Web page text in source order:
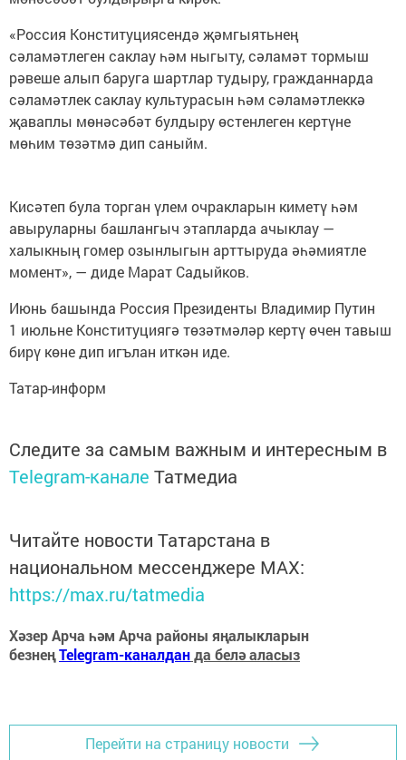
«Россия Конституциясендә җәмгыятьнең
сәламәтлеген саклау һәм ныгыту, сәламәт тормыш
рәвеше алып баруга шартлар тудыру, гражданнарда
сәламәтлек саклау культурасын һәм сәламәтлеккә
җаваплы мөнәсәбәт булдыру өстенлеген кертүне
мөһим төзәтмә дип саныйм.
Кисәтеп була торган үлем очракларын киметү һәм
авыруларны башлангыч этапларда ачыклау —
халыкның гомер озынлыгын арттыруда әһәмиятле
момент», — диде Марат Садыйков.
Июнь башында Россия Президенты Владимир Путин
1 июльне Конституциягә төзәтмәләр кертү өчен тавыш
бирү көне дип игълан иткән иде.
Татар-информ
Следите за самым важным и интересным в
Telegram-канале Татмедиа
Читайте новости Татарстана в
национальном мессенджере MАХ:
https://max.ru/tatmedia
Хәзер Арча һәм Арча районы яңалыкларын
безнеңTelegram-каналданда белә аласыз
Перейти на страницу новости